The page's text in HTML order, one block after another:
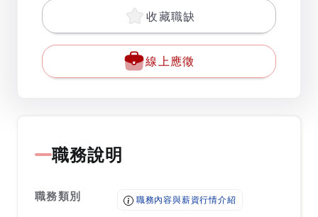
收藏職缺
線上應徵
職務說明
職務類別 職務內容與薪資行情介紹